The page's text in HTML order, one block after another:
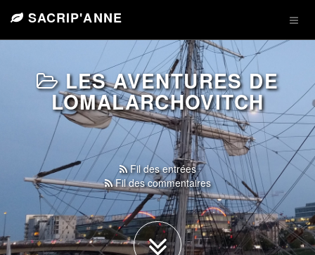
SACRIP'ANNE
LES AVENTURES DE
LOMALARCHOVITCH
Fil des entrées
Fil des commentaires